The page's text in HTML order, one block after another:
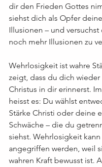
dir den Frieden Gottes
siehst dich als Opfer
Illusionen – und
noch mehr Illusionen zu
Wehrlosigkeit ist wahre
zeigt, dass du dich wieder
Christus in dir erinnerst.
heisst es: Du wählst
Stärke Christi oder deine
Schwäche – die du
siehst. Wehrlosigkeit
angegriffen werden, weil
wahren Kraft bewusst ist.